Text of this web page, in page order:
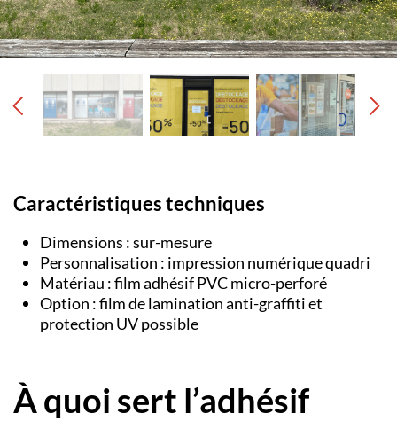
Caractéristiques techniques
Dimensions : sur-mesure
Personnalisation : impression numérique quadri
Matériau : film adhésif PVC micro-perforé
Option : film de lamination anti-graffiti et
protection UV possible
À quoi sert l’adhésif